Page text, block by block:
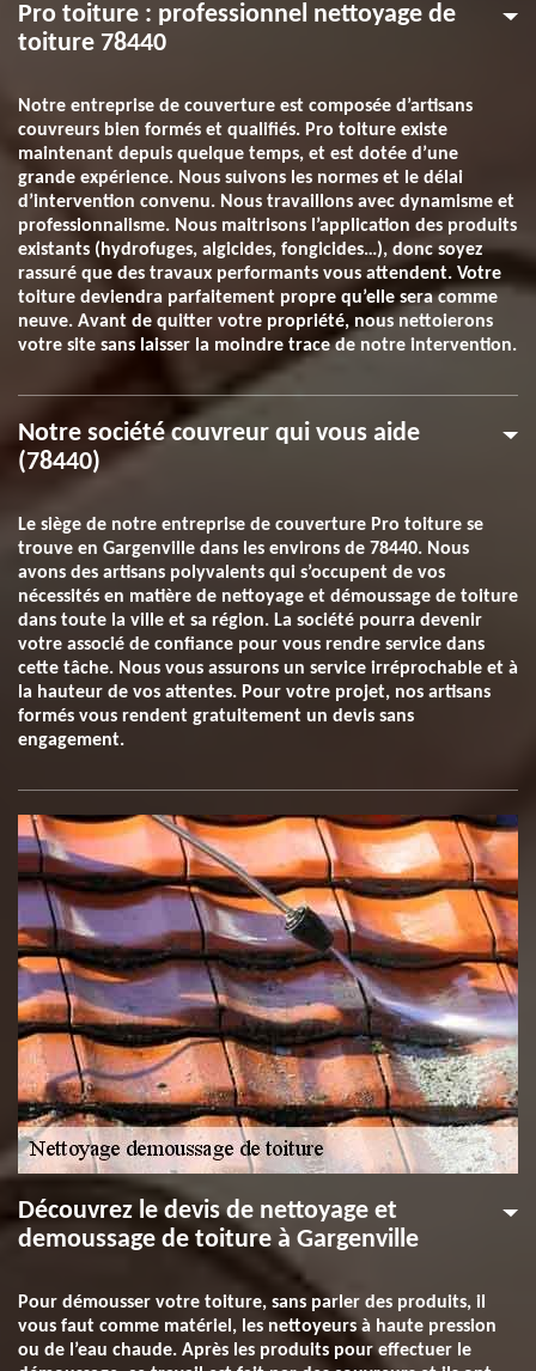
Pro toiture : professionnel nettoyage de
toiture 78440
Notre entreprise de couverture est composée d’artisans
couvreurs bien formés et qualifiés. Pro toiture existe
maintenant depuis quelque temps, et est dotée d’une
grande expérience. Nous suivons les normes et le délai
d’intervention convenu. Nous travaillons avec dynamisme et
professionnalisme. Nous maitrisons l’application des produits
existants (hydrofuges, algicides, fongicides…), donc soyez
rassuré que des travaux performants vous attendent. Votre
toiture deviendra parfaitement propre qu’elle sera comme
neuve. Avant de quitter votre propriété, nous nettoierons
votre site sans laisser la moindre trace de notre intervention.
Notre société couvreur qui vous aide
(78440)
Le siège de notre entreprise de couverture Pro toiture se
trouve en Gargenville dans les environs de 78440. Nous
avons des artisans polyvalents qui s’occupent de vos
nécessités en matière de nettoyage et démoussage de toiture
dans toute la ville et sa région. La société pourra devenir
votre associé de confiance pour vous rendre service dans
cette tâche. Nous vous assurons un service irréprochable et à
la hauteur de vos attentes. Pour votre projet, nos artisans
formés vous rendent gratuitement un devis sans
engagement.
Découvrez le devis de nettoyage et
demoussage de toiture à Gargenville
Pour démousser votre toiture, sans parler des produits, il
vous faut comme matériel, les nettoyeurs à haute pression
ou de l’eau chaude. Après les produits pour effectuer le